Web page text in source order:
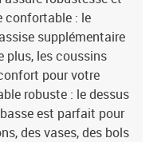
coussin : beigeMatériau :
du coussin de
du coussin de dossier :
: 70 x 70 x 5 cm (l x P x
x 41 cm (L x l) / 54 x 41
contient :3 x canapé
de dossier4 x canapé
confortable : le
supplémentaire
plus, les coussins
pour votre
robuste : le dessus
est parfait pour
des vases, des bols